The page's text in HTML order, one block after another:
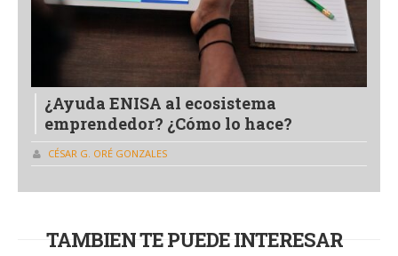
¿Ayuda ENISA al ecosistema
emprendedor? ¿Cómo lo hace?
CÉSAR G. ORÉ GONZALES
TAMBIEN TE PUEDE INTERESAR